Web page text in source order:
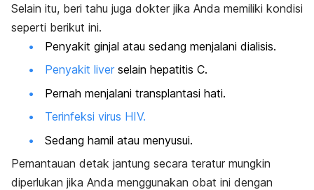
Selain itu, beri tahu juga dokter jika Anda memiliki kondisi
seperti berikut ini.
Penyakit ginjal atau sedang menjalani dialisis.
Penyakit liver selain hepatitis C.
Pernah menjalani transplantasi hati.
Terinfeksi virus HIV.
Sedang hamil atau menyusui.
Pemantauan detak jantung secara teratur mungkin
diperlukan jika Anda menggunakan obat ini dengan